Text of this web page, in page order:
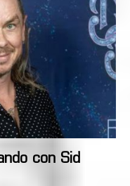
con Sid